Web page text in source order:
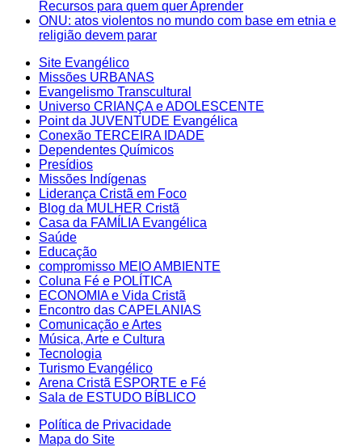
Recursos para quem quer Aprender
ONU: atos violentos no mundo com base em etnia e
religião devem parar
Site Evangélico
Missões URBANAS
Evangelismo Transcultural
Universo CRIANÇA e ADOLESCENTE
Point da JUVENTUDE Evangélica
Conexão TERCEIRA IDADE
Dependentes Químicos
Presídios
Missões Indígenas
Liderança Cristã em Foco
Blog da MULHER Cristã
Casa da FAMÍLIA Evangélica
Saúde
Educação
compromisso MEIO AMBIENTE
Coluna Fé e POLÍTICA
ECONOMIA e Vida Cristã
Encontro das CAPELANIAS
Comunicação e Artes
Música, Arte e Cultura
Tecnologia
Turismo Evangélico
Arena Cristã ESPORTE e Fé
Sala de ESTUDO BÍBLICO
Política de Privacidade
Mapa do Site